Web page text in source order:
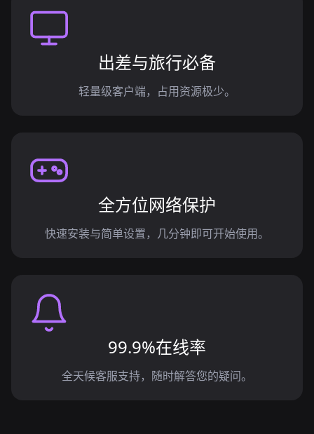
出差与旅行必备
轻量级客户端，占用资源极少。
全方位网络保护
快速安装与简单设置，几分钟即可开始使用。
99.9%在线率
全天候客服支持，随时解答您的疑问。